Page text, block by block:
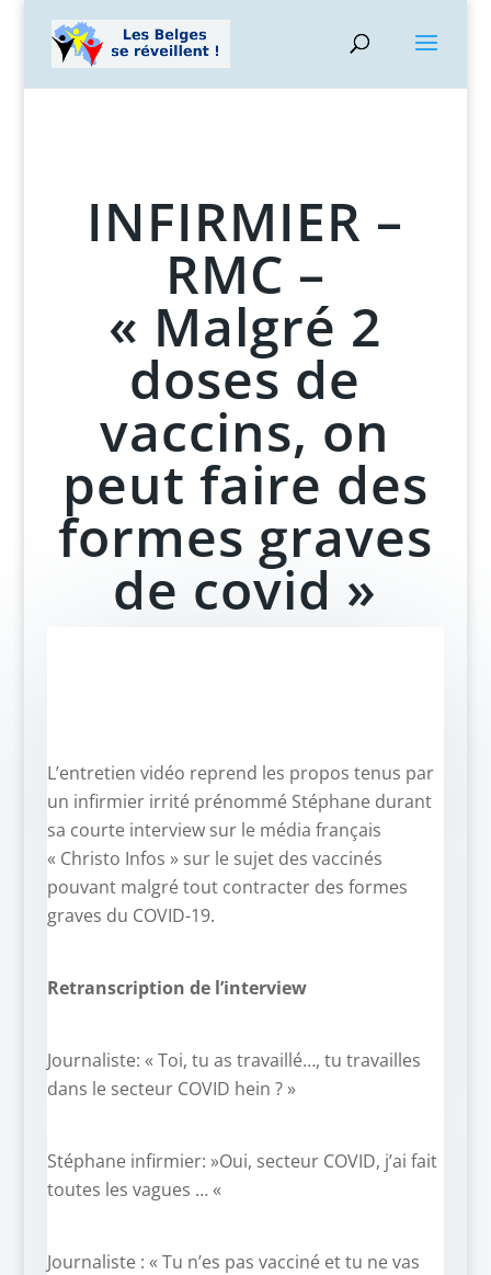
INFIRMIER –
RMC –
« Malgré 2
doses de
vaccins, on
peut faire des
formes graves
de covid »
L’entretien vidéo reprend les propos tenus par
un infirmier irrité prénommé Stéphane durant
sa courte interview sur le média français
« Christo Infos » sur le sujet des vaccinés
pouvant malgré tout contracter des formes
graves du COVID-19.
Retranscription de l’interview
Journaliste: « Toi, tu as travaillé…, tu travailles
dans le secteur COVID hein ? »
Stéphane infirmier: »Oui, secteur COVID, j’ai fait
toutes les vagues … «
Journaliste : « Tu n’es pas vacciné et tu ne vas